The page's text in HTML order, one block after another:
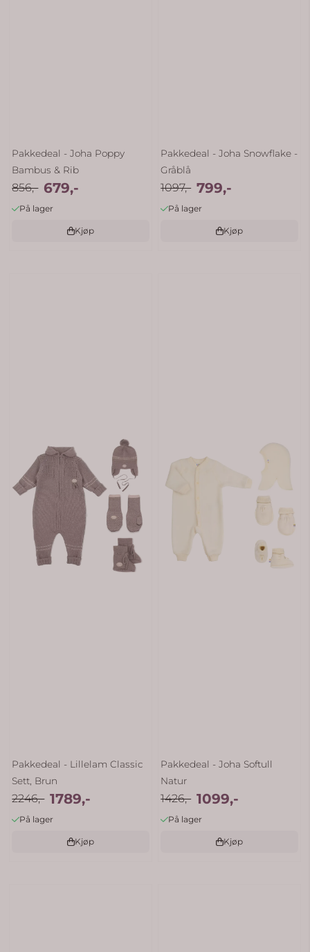
Pakkedeal - Joha Poppy
Bambus & Rib
856,- 679,-
På lager
Kjøp
Pakkedeal - Joha Snowflake -
Gråblå
1097,- 799,-
På lager
Kjøp
Pakkedeal - Lillelam Classic
Sett, Brun
2246,- 1789,-
På lager
Kjøp
Pakkedeal - Joha Softull
Natur
1426,- 1099,-
På lager
Kjøp